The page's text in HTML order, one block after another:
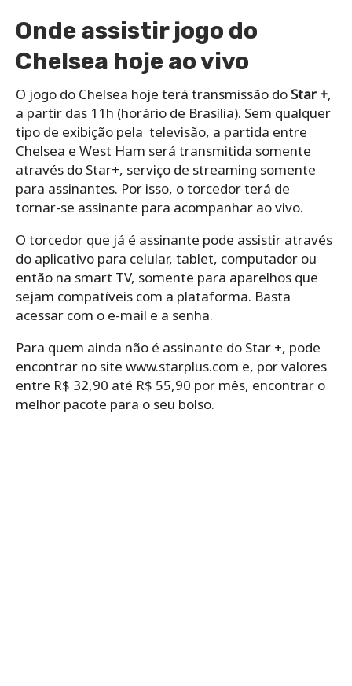
Onde assistir jogo do
Chelsea hoje ao vivo
O jogo do Chelsea hoje terá transmissão do Star +,
a partir das 11h (horário de Brasília). Sem qualquer
tipo de exibição pela televisão, a partida entre
Chelsea e West Ham será transmitida somente
através do Star+, serviço de streaming somente
para assinantes. Por isso, o torcedor terá de
tornar-se assinante para acompanhar ao vivo.
O torcedor que já é assinante pode assistir através
do aplicativo para celular, tablet, computador ou
então na smart TV, somente para aparelhos que
sejam compatíveis com a plataforma. Basta
acessar com o e-mail e a senha.
Para quem ainda não é assinante do Star +, pode
encontrar no site www.starplus.com e, por valores
entre R$ 32,90 até R$ 55,90 por mês, encontrar o
melhor pacote para o seu bolso.